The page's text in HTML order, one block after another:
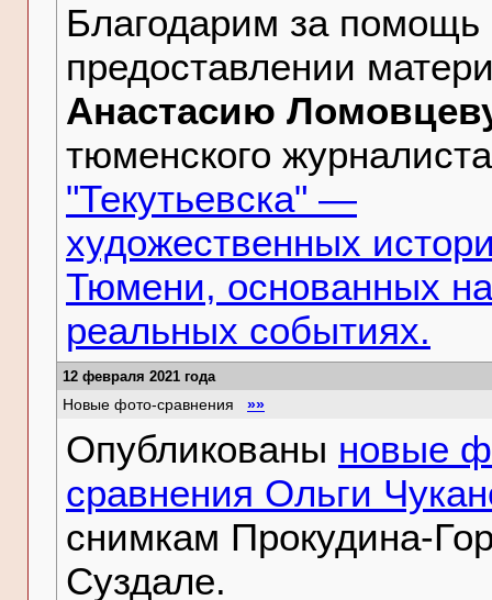
Благодарим за помощь
предоставлении
Анастасию
тюменского
"Текутьевска" —
художественных
Тюмени, основанных на
реальных событиях.
12 февраля 2021 года
Новые фото-сравнения »»
Опубликованы новые
сравнения Ольги
снимкам Прокудина-
Суздале.